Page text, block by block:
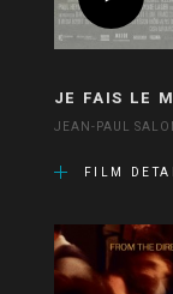
JE FAIS LE
JEAN-PAUL
FILM